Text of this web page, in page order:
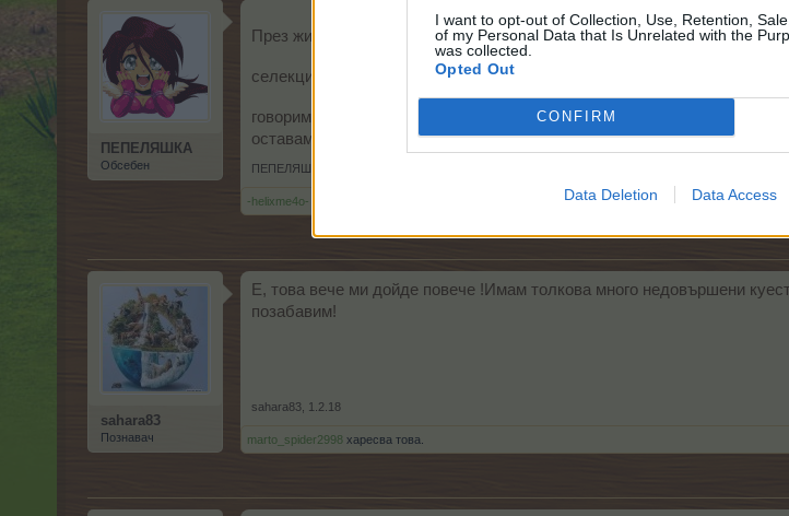
I want to opt-out of Collection, Use, Retention,
of my Personal Data that Is Unrelated with the
was collected.
Opted Out
CONFIRM
Data Deletion Data Access
ПЕПЕЛЯШКА
Обсебен
През живота си не съм работила толкова много , сега
селекции с тонове СХ, куести в читалището с безобразен брой
говорим за периодичните обири във фермите, СТИГА ДЕ и ние сме хора
оставам на принципа: ЗА БОГА, ХОРА, НЕ КУПУВАЙТЕ!!!
ПЕПЕЛЯШКА
-helixme4o-
sahara83
Познавач
Е, това вече ми дойде повече !Имам толкова много недовършени
позабавим!
sahara83 1.2.18
marto_spider2998 харесва това.